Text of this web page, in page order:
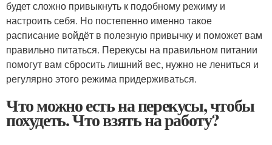
будет сложно привыкнуть к подобному режиму и
настроить себя. Но постепенно именно такое
расписание войдёт в полезную привычку и поможет вам
правильно питаться. Перекусы на правильном питании
помогут вам сбросить лишний вес, нужно не лениться и
регулярно этого режима придерживаться.
Что можно есть на перекусы, чтобы
похудеть. Что взять на работу?